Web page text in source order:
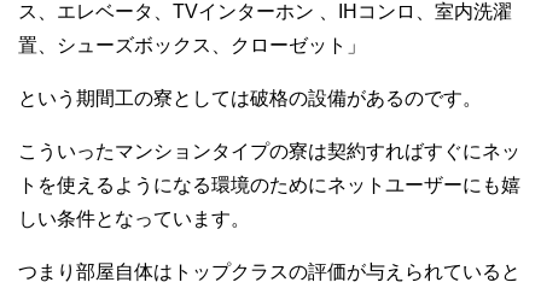
ス、エレベータ、TVインターホン 、IHコンロ、室内洗濯
置、シューズボックス、クローゼット」
という期間工の寮としては破格の設備があるのです。
こういったマンションタイプの寮は契約すればすぐにネッ
トを使えるようになる環境のためにネットユーザーにも嬉
しい条件となっています。
つまり部屋自体はトップクラスの評価が与えられていると